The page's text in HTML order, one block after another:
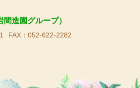
造園グループ）
FAX：052-622-2282